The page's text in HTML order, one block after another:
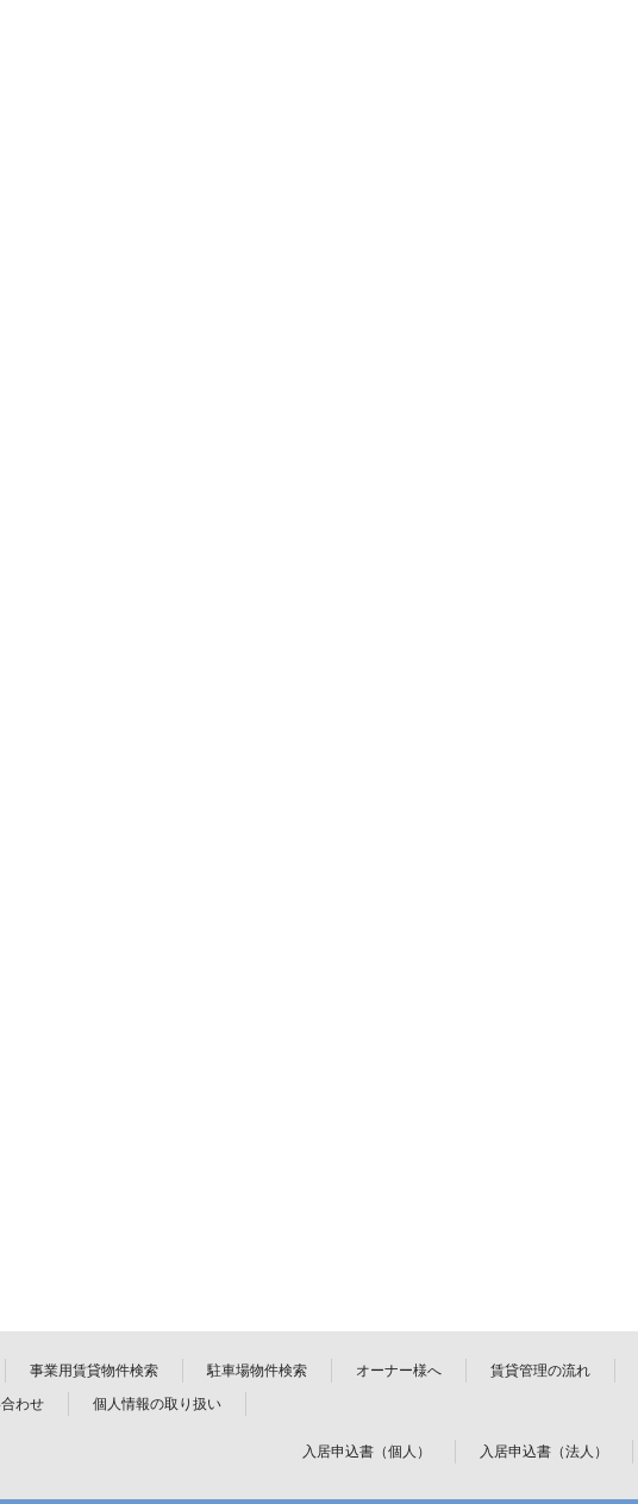
事業用賃貸物件検索 駐車場物件検索 オーナー様へ 賃貸管理の流れ
わせ 個人情報の取り扱い
入居申込書（個人） 入居申込書（法人）